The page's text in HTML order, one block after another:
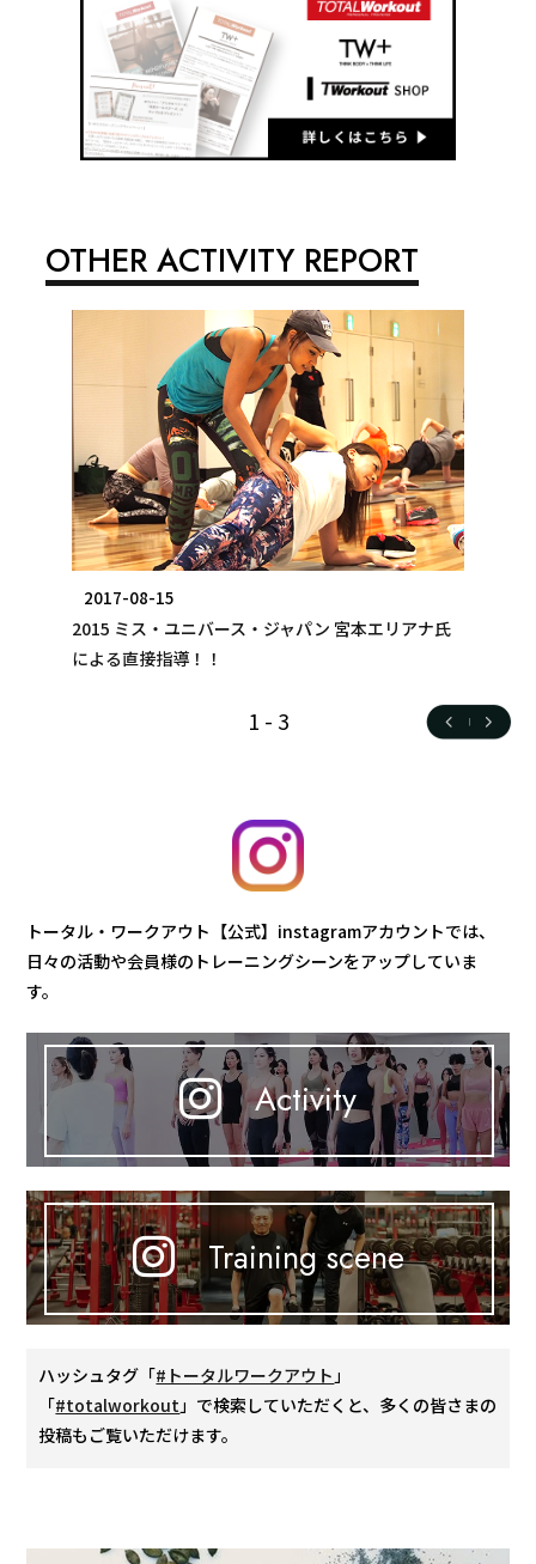
OTHER ACTIVITY REPORT
2017-08-15
2015 ミス・ユニバース・ジャパン 宮本エリアナ氏
による直接指導！！
1 - 3
トータル・ワークアウト【公式】instagramアカウントでは、
日々の活動や会員様のトレーニングシーンをアップしていま
す。
Activity
Training scene
ハッシュタグ「#トータルワークアウト」
「#totalworkout」で検索していただくと、多くの皆さまの
投稿もご覧いただけます。